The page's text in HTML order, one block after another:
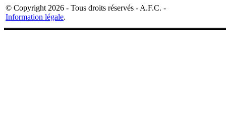
© Copyright 2026 - Tous droits réservés - A.F.C. -
Information légale.